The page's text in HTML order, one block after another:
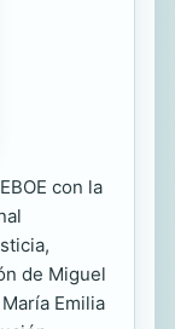
con la
de Miguel
Emilia